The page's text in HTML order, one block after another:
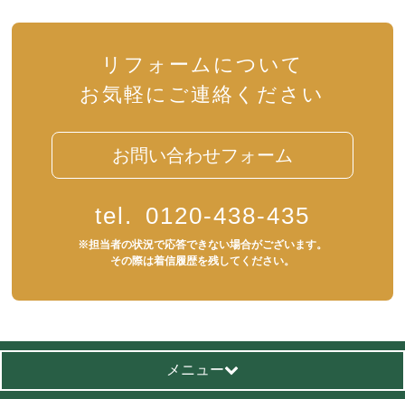
リフォームについて
お気軽にご連絡ください
お問い合わせフォーム
tel. 0120-438-435
※担当者の状況で応答できない場合がございます。
その際は着信履歴を残してください。
メニュー